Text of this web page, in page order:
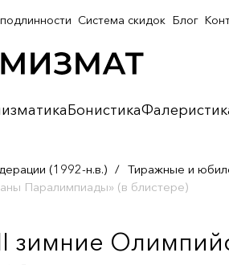
Бонистика
Система скидок Блог
(1992-н.в.) / Тиражные и
Паралимпиады» (в блистере)
зимние